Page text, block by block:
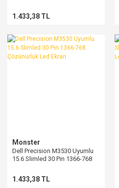
1.433,38 TL
Monster
Dell Precision M3530 Uyumlu
15.6 Slimled 30 Pin 1366-768
1.433,38 TL